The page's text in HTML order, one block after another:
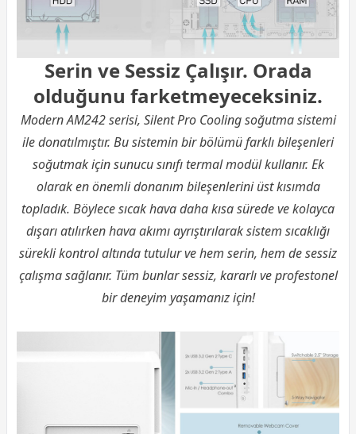
Serin ve Sessiz Çalışır. Orada
olduğunu farketmeyeceksiniz.
Modern AM242 serisi, Silent Pro Cooling soğutma sistemi
ile donatılmıştır. Bu sistemin bir bölümü farklı bileşenleri
soğutmak için sunucu sınıfı termal modül kullanır. Ek
olarak en önemli donanım bileşenlerini üst kısımda
topladık. Böylece sıcak hava daha kısa sürede ve kolayca
dışarı atılırken hava akımı ayrıştırılarak sistem sıcaklığı
sürekli kontrol altında tutulur ve hem serin, hem de sessiz
çalışma sağlanır. Tüm bunlar sessiz, kararlı ve profestonel
bir deneyim yaşamanız için!